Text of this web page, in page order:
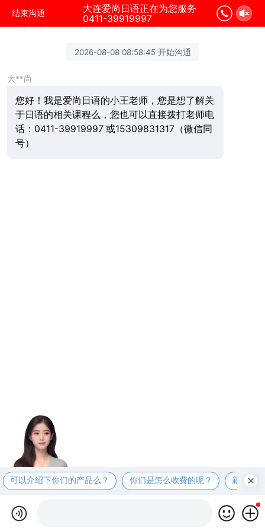
结束沟通
大连爱尚日语正在为您服务
0411-39919997
2026-08-08 08:58:45 开始沟通
大**尚
您好！我是爱尚日语的小王老师，您是想了解关
于日语的相关课程么，您也可以直接拨打老师电
话：0411-39919997 或15309831317（微信同
号）
可以介绍下你们的产品么？ 你们是怎么收费的呢？ 新班什